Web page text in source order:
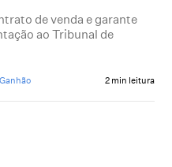
de venda e garante
ao Tribunal de
2 min leitura